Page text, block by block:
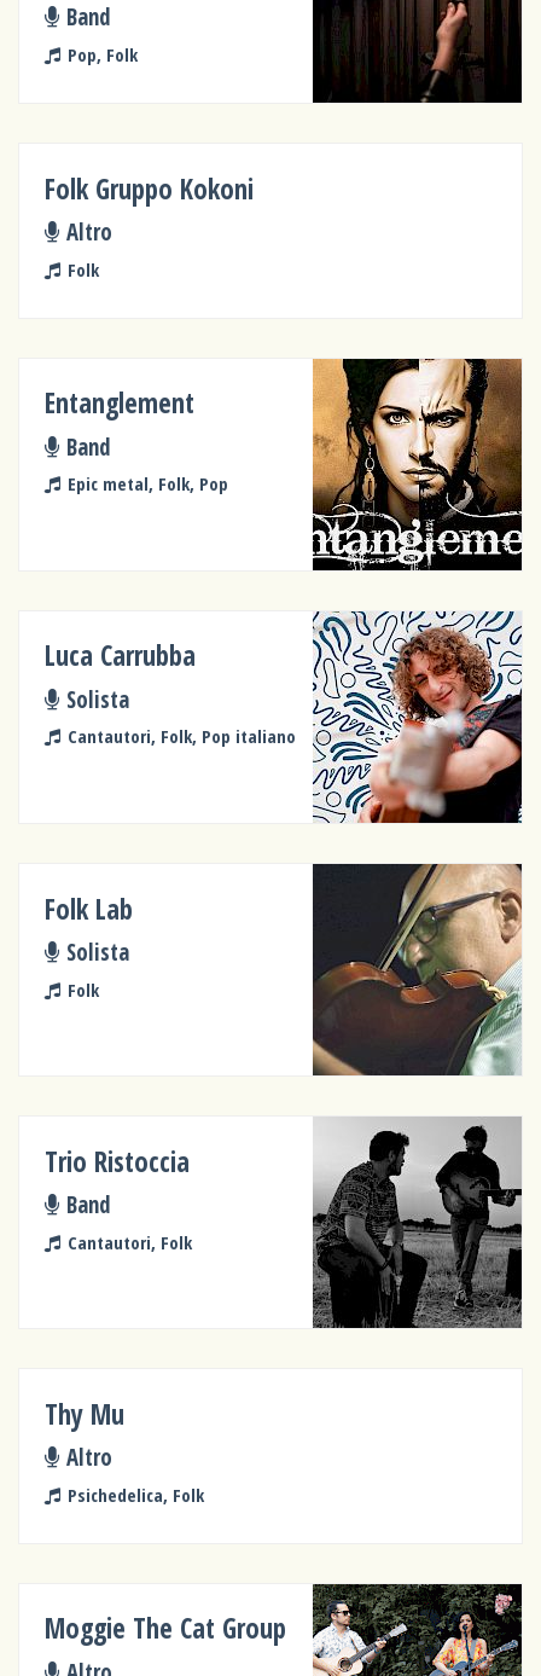
Band
Pop, Folk
Folk Gruppo Kokoni
Altro
Folk
Entanglement
Band
Epic metal, Folk, Pop
Luca Carrubba
Solista
Cantautori, Folk, Pop italiano
Folk Lab
Solista
Folk
Trio Ristoccia
Band
Cantautori, Folk
Thy Mu
Altro
Psichedelica, Folk
Moggie The Cat Group